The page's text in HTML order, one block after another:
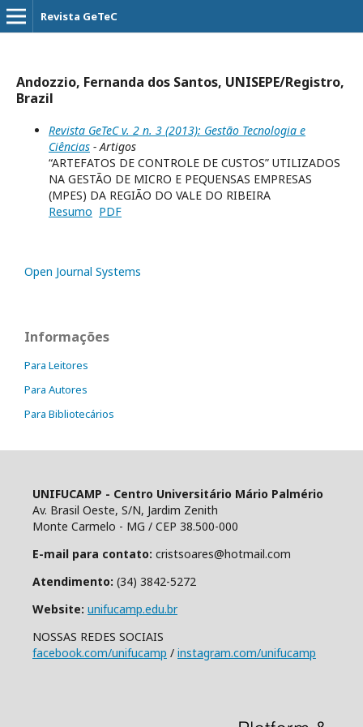
Revista GeTeC
Andozzio, Fernanda dos Santos, UNISEPE/Registro,
Brazil
Revista GeTeC v. 2 n. 3 (2013): Gestão Tecnologia e
Ciências - Artigos
“ARTEFATOS DE CONTROLE DE CUSTOS” UTILIZADOS
NA GESTÃO DE MICRO E PEQUENSAS EMPRESAS
(MPES) DA REGIÃO DO VALE DO RIBEIRA
Resumo PDF
Open Journal Systems
Informações
Para Leitores
Para Autores
Para Bibliotecários
UNIFUCAMP - Centro Universitário Mário Palmério
Av. Brasil Oeste, S/N, Jardim Zenith
Monte Carmelo - MG / CEP 38.500-000
E-mail para contato: cristsoares@hotmail.com
Atendimento: (34) 3842-5272
Website: unifucamp.edu.br
NOSSAS REDES SOCIAIS
facebook.com/unifucamp / instagram.com/unifucamp